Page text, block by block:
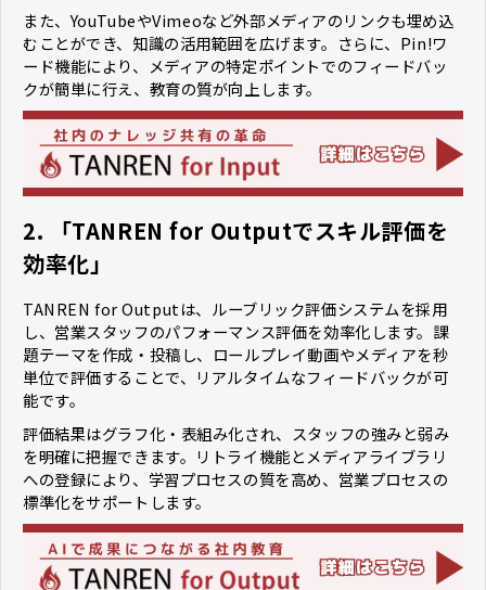
また、YouTubeやVimeoなど外部メディアのリンクも埋め込
むことができ、知識の活用範囲を広げます。さらに、Pin!ワ
ード機能により、メディアの特定ポイントでのフィードバッ
クが簡単に行え、教育の質が向上します。
2. 「TANREN for Outputでスキル評価を
効率化」
TANREN for Outputは、ルーブリック評価システムを採用
し、営業スタッフのパフォーマンス評価を効率化します。課
題テーマを作成・投稿し、ロールプレイ動画やメディアを秒
単位で評価することで、リアルタイムなフィードバックが可
能です。
評価結果はグラフ化・表組み化され、スタッフの強みと弱み
を明確に把握できます。リトライ機能とメディアライブラリ
への登録により、学習プロセスの質を高め、営業プロセスの
標準化をサポートします。